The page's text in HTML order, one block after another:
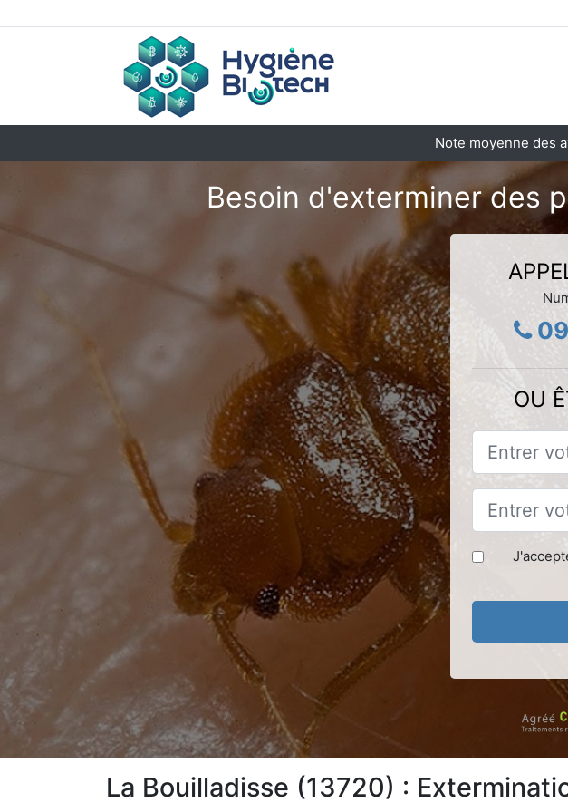
Note moyenne des
Besoin d'exterminer des
09
OU
La Bouilladisse (13720) :